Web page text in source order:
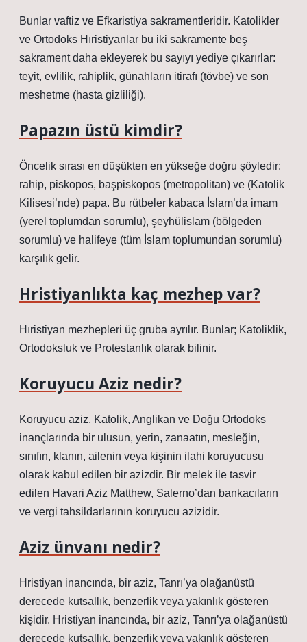
Bunlar vaftiz ve Efkaristiya sakramentleridir. Katolikler
ve Ortodoks Hıristiyanlar bu iki sakramente beş
sakrament daha ekleyerek bu sayıyı yediye çıkarırlar:
teyit, evlilik, rahiplik, günahların itirafı (tövbe) ve son
meshetme (hasta gizliliği).
Papazın üstü kimdir?
Öncelik sırası en düşükten en yükseğe doğru şöyledir:
rahip, piskopos, başpiskopos (metropolitan) ve (Katolik
Kilisesi’nde) papa. Bu rütbeler kabaca İslam’da imam
(yerel toplumdan sorumlu), şeyhülislam (bölgeden
sorumlu) ve halifeye (tüm İslam toplumundan sorumlu)
karşılık gelir.
Hristiyanlıkta kaç mezhep var?
Hıristiyan mezhepleri üç gruba ayrılır. Bunlar; Katoliklik,
Ortodoksluk ve Protestanlık olarak bilinir.
Koruyucu Aziz nedir?
Koruyucu aziz, Katolik, Anglikan ve Doğu Ortodoks
inançlarında bir ulusun, yerin, zanaatın, mesleğin,
sınıfın, klanın, ailenin veya kişinin ilahi koruyucusu
olarak kabul edilen bir azizdir. Bir melek ile tasvir
edilen Havari Aziz Matthew, Salerno’dan bankacıların
ve vergi tahsildarlarının koruyucu azizidir.
Aziz ünvanı nedir?
Hristiyan inancında, bir aziz, Tanrı’ya olağanüstü
derecede kutsallık, benzerlik veya yakınlık gösteren
kişidir. Hristiyan inancında, bir aziz, Tanrı’ya olağanüstü
derecede kutsallık, benzerlik veya yakınlık gösteren